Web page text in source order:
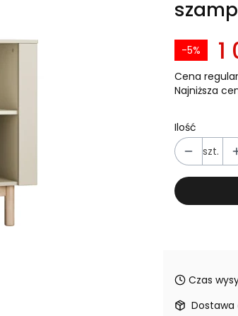
1
Cena
-5%
Najniższa
Ilość
szt.
Czas
Dostawa